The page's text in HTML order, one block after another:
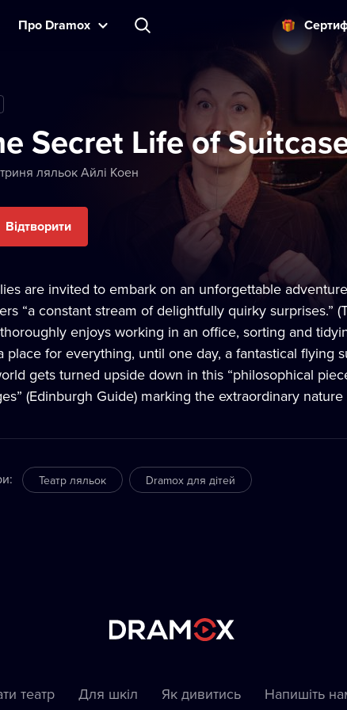
Прo Dramox
Secret Life of
ляльок Айлі Коен
Відтворити
are invited to embark on an unforgettable
“a constant stream of delightfully quirky surprises.”
enjoys working in an office, sorting and
place for everything, until one day, a fantastical flying
gets turned upside down in this “philosophical
(Edinburgh Guide) marking the extraordinary
: Театр ляльок Dramox для дітей
театр Для шкіл Як дивитись Напишіть